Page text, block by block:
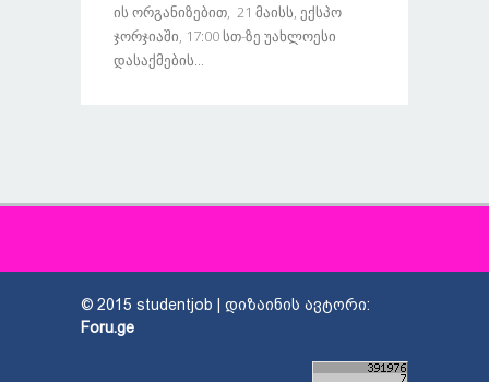
Ის Ორგანიზებით, 21 Მაისს, Ექსპო
Ჯორჯიაში, 17:00 Სთ-Ზე Უახლოესი
Დასაქმების...
© 2015 studentjob | დიზაინის ავტორი:
Foru.ge